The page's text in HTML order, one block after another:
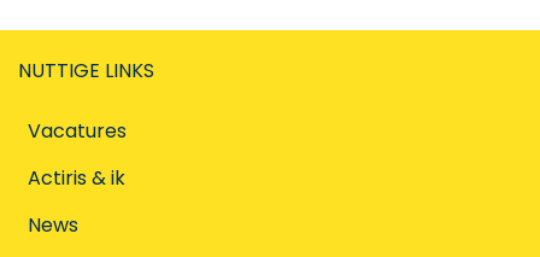
NUTTIGE LINKS
Vacatures
Actiris & ik
News